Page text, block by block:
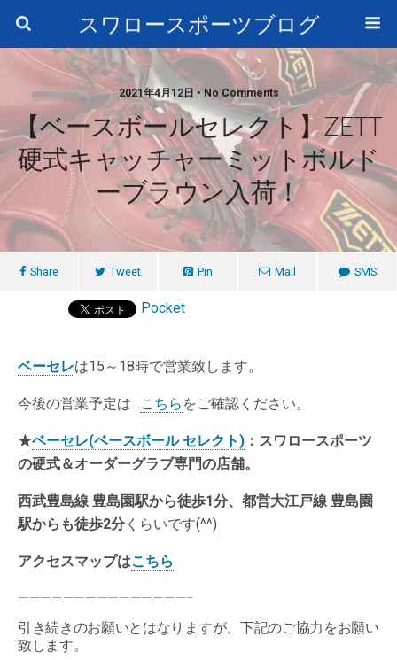
スワロースポーツブログ
2021年4月12日 • No Comments
【ベースボールセレクト】ZETT
硬式キャッチャーミットボルド
ーブラウン入荷！
Share Tweet Pin Mail SMS
Pocket
ベーセレは15～18時で営業致します。
今後の営業予定は…こちら をご確認ください。
★ベーセレ(ベースボール セレクト) ：スワロースポーツ
の硬式＆オーダーグラブ専門の店舗。
西武豊島線 豊島園駅から徒歩1分、都営大江戸線 豊島園
駅からも徒歩2分 くらいです(^^)
アクセスマップはこちら
———————————————–
引き続きのお願いとはなりますが、下記のご協力をお願い
致します。